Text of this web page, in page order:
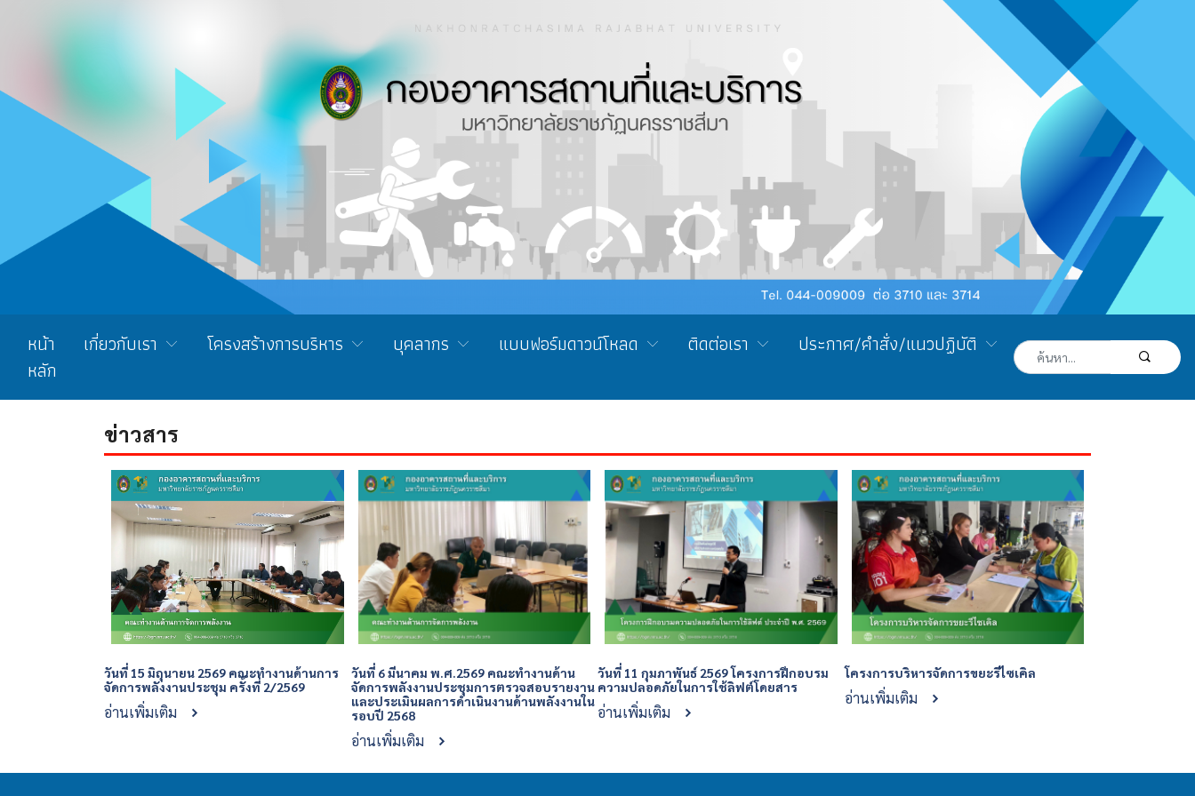
หน้า
หลัก
เกี่ยวกับเรา โครงสร้างการบริหาร บุคลากร แบบฟอร์มดาวน์โหลด ติดต่อเรา ประกาศ/คำสั่ง/แนวปฏิบัติ
ข่าวสาร
วันที่ 15 มิถุนายน 2569 คณะทำงานด้านการ
จัดการพลังงานประชุม ครั้งที่ 2/2569
อ่านเพิ่มเติม
วันที่ 6 มีนาคม พ.ศ.2569 คณะทำงานด้าน
จัดการพลังงานประชุมการตรวจสอบรายงาน
และประเมินผลการดำเนินงานด้านพลังงานใน
รอบปี 2568
อ่านเพิ่มเติม
วันที่ 11 กุมภาพันธ์ 2569 โครงการฝึกอบรม
ความปลอดภัยในการใช้ลิฟต์โดยสาร
อ่านเพิ่มเติม
โครงการบริหารจัดการขยะรีไซเคิล
อ่านเพิ่มเติม